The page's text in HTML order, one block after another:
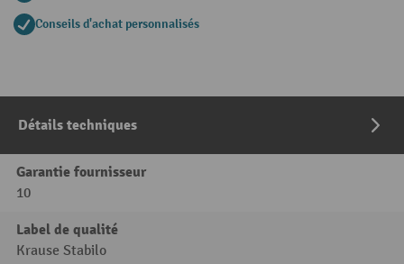
Conseils d'achat personnalisés
Détails techniques
Garantie fournisseur
10
Label de qualité
Krause Stabilo